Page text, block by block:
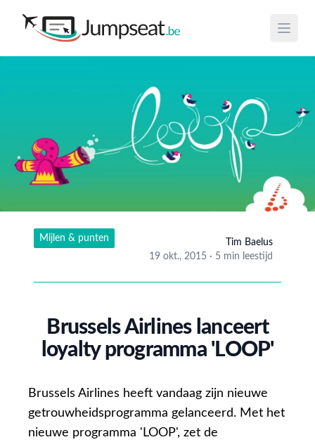
Open
Mijlen & punten
Tim Baelus
19 okt., 2015 · 5 min leestijd
Brussels Airlines lanceert
loyalty programma 'LOOP'
Brussels Airlines heeft vandaag zijn nieuwe
getrouwheidsprogramma gelanceerd. Met het
nieuwe programma 'LOOP', zet de